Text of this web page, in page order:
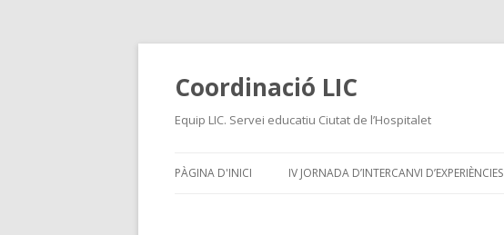
Coordinació LIC
Equip LIC. Servei educatiu Ciutat de l’Hospitalet
PÀGINA D'INICI IV JORNADA D’INTERCANVI D’EXPERIÈNCIES